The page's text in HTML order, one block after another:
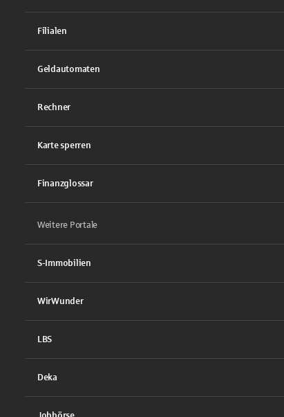
Filialen
Geldautomaten
Rechner
Karte sperren
Finanzglossar
Weitere Portale
S-Immobilien
WirWunder
LBS
Deka